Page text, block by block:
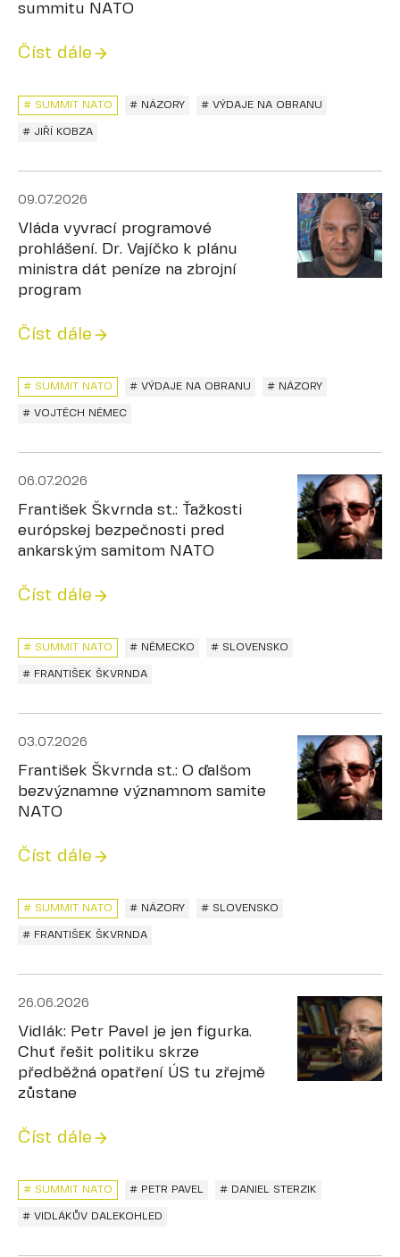
summitu NATO
Číst dále
# NÁZORY # VÝDAJE NA OBRANU
# SUMMIT NATO
# JIŘÍ KOBZA
09.07.2026
Vláda vyvrací programové
prohlášení. Dr. Vajíčko k plánu
ministra dát peníze na zbrojní
program
Číst dále
# VÝDAJE NA OBRANU
# SUMMIT NATO # NÁZORY
# VOJTĚCH NĚMEC
06.07.2026
František Škvrnda st.: Ťažkosti
európskej bezpečnosti pred
ankarským samitom NATO
Číst dále
# NĚMECKO
# SUMMIT NATO # SLOVENSKO
# FRANTIŠEK ŠKVRNDA
03.07.2026
František Škvrnda st.: O ďalšom
bezvýznamne významnom samite
NATO
Číst dále
# NÁZORY # SLOVENSKO
# SUMMIT NATO
# FRANTIŠEK ŠKVRNDA
26.06.2026
Vidlák: Petr Pavel je jen figurka.
Chuť řešit politiku skrze
předběžná opatření ÚS tu zřejmě
zůstane
Číst dále
# PETR PAVEL # DANIEL STERZIK
# SUMMIT NATO
# VIDLÁKŮV DALEKOHLED